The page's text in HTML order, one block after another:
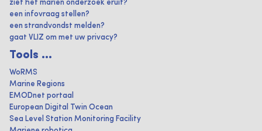
ziet het marien onderzoek eruit?
een infovraag stellen?
een strandvondst melden?
gaat VLIZ om met uw privacy?
Tools ...
WoRMS
Marine Regions
EMODnet portaal
European Digital Twin Ocean
Sea Level Station Monitoring Facility